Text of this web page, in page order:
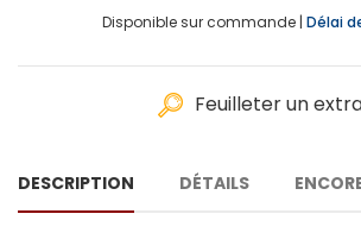
Disponible sur commande | Délai
Feuilleter un
DESCRIPTION DÉTAILS